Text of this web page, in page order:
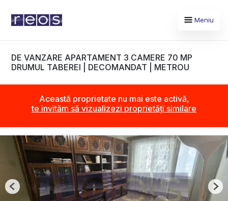
Meniu
DE VANZARE APARTAMENT 3 CAMERE 70 MP
DRUMUL TABEREI | DECOMANDAT | METROU
Această proprietate nu mai este activă,
te invităm să vizualizezi proprietăți similare
Previous